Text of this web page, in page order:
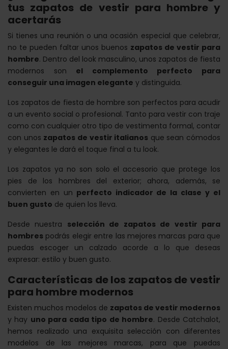
tus zapatos de vestir para hombre y
acertarás
Si tienes una reunión o una ocasión especial que celebrar,
no te pueden faltar unos buenos zapatos de vestir para
hombre. Dentro del look masculino, unos zapatos de fiesta
modernos son el complemento perfecto para
conseguir una imagen elegante y distinguida.
Los zapatos de fiesta de hombre son perfectos para acudir
a un evento social o profesional. Tanto para vestir con traje
como con cualquier otro tipo de vestimenta formal, contar
con unos zapatos de vestir italianos que sean cómodos
y elegantes le dará el toque final a tu look.
Los zapatos ya no son solo el accesorio que protege los
pies de los hombres del exterior; ahora, además, se
convierten en un perfecto indicador de la clase y el
buen gusto de quien los lleva.
Desde nuestra selección de zapatos de vestir para
hombres podrás elegir entre las mejores marcas para que
puedas escoger un calzado acorde a lo que deseas
expresar: estilo y buen gusto.
Características de los zapatos de vestir
para hombre modernos
Existen muchos modelos de zapatos de vestir modernos
y hay uno para cada tipo de hombre. Desde Catchalot,
hemos realizado una exquisita selección con diferentes
modelos de las mejores marcas, para que puedas